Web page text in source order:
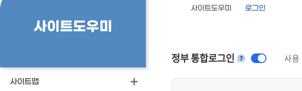
사이트도우미
사이트맵
사이트도우미 로그인
정부 통합로그인안내 사용
개인사용자 로그인